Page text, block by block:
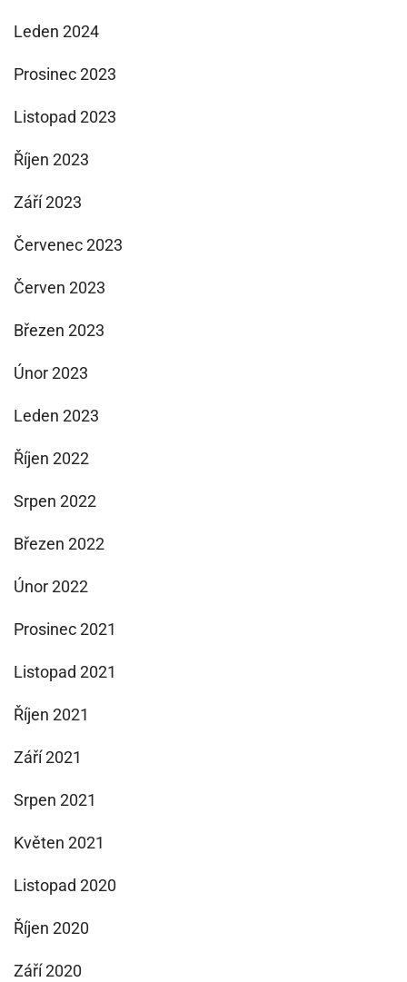
Leden 2024
Prosinec 2023
Listopad 2023
Říjen 2023
Září 2023
Červenec 2023
Červen 2023
Březen 2023
Únor 2023
Leden 2023
Říjen 2022
Srpen 2022
Březen 2022
Únor 2022
Prosinec 2021
Listopad 2021
Říjen 2021
Září 2021
Srpen 2021
Květen 2021
Listopad 2020
Říjen 2020
Září 2020